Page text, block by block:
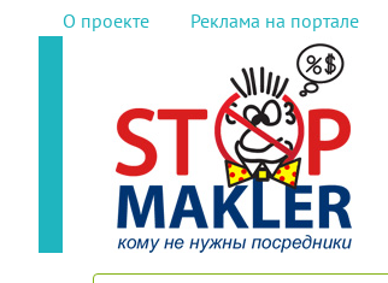
О проекте Реклама на портале